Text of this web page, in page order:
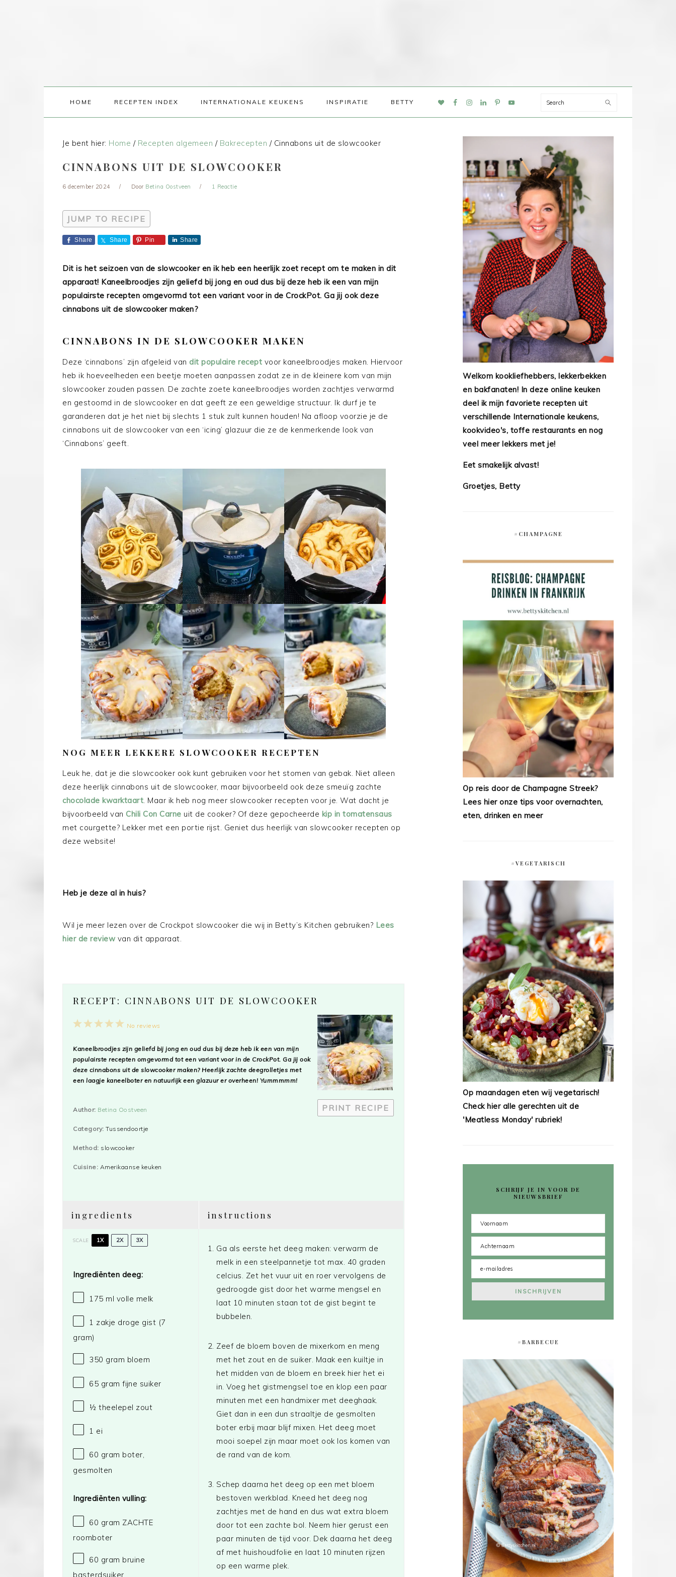
HOME RECEPTEN INDEX INTERNATIONALE KEUKENS INSPIRATIE BETTY
NAV
Search
Je bent hier: Home / Recepten algemeen / Bakrecepten /Cinnabons uit de slowcooker
CINNABONS UIT DE SLOWCOOKER
6 december 2024 Door Betina Oostveen 1 Reactie
JUMP TO RECIPE
Share Share Pin Share
Dit is het seizoen van de slowcooker en ik heb een heerlijk zoet recept om te maken in dit
apparaat! Kaneelbroodjes zijn geliefd bij jong en oud dus bij deze heb ik een van mijn
populairste recepten omgevormd tot een variant voor in de CrockPot. Ga jij ook deze
cinnabons uit de slowcooker maken?
CINNABONS IN DE SLOWCOOKER MAKEN
Deze ‘cinnabons’ zijn afgeleid van dit populaire recept voor kaneelbroodjes maken. Hiervoor
heb ik hoeveelheden een beetje moeten aanpassen zodat ze in de kleinere kom van mijn
slowcooker zouden passen. De zachte zoete kaneelbroodjes worden zachtjes verwarmd
en gestoomd in de slowcooker en dat geeft ze een geweldige structuur. Ik durf je te
garanderen dat je het niet bij slechts 1 stuk zult kunnen houden! Na afloop voorzie je de
cinnabons uit de slowcooker van een ‘icing’ glazuur die ze de kenmerkende look van
‘Cinnabons’ geeft.
NOG MEER LEKKERE SLOWCOOKER RECEPTEN
Leuk he, dat je die slowcooker ook kunt gebruiken voor het stomen van gebak. Niet alleen
deze heerlijk cinnabons uit de slowcooker, maar bijvoorbeeld ook deze smeuïg zachte
chocolade kwarktaart. Maar ik heb nog meer slowcooker recepten voor je. Wat dacht je
bijvoorbeeld van Chili Con Carne uit de cooker? Of deze gepocheerde kip in tomatensaus
met courgette? Lekker met een portie rijst. Geniet dus heerlijk van slowcooker recepten op
deze website!
Heb je deze al in huis?
Wil je meer lezen over de Crockpot slowcooker die wij in Betty’s Kitchen gebruiken? Lees
hier de review van dit apparaat.
RECEPT: CINNABONS UIT DE SLOWCOOKER
PRINT RECIPE
5
4
3
2
1
No reviews
Kaneelbroodjes zijn geliefd bij jong en oud dus bij deze heb ik een van mijn
populairste recepten omgevormd tot een variant voor in de CrockPot. Ga jij ook
deze cinnabons uit de slowcooker maken? Heerlijk zachte deegrolletjes met
een laagje kaneelboter en natuurlijk een glazuur er overheen! Yummmmm!
Author: Betina Oostveen
Category: Tussendoortje
Method: slowcooker
Cuisine: Amerikaanse keuken
ingredients
SCALE 1X 2X 3X
Ingrediënten deeg:
175 ml volle melk
1 zakje droge gist (7
gram)
350 gram bloem
65 gram fijne suiker
½ theelepel zout
1 ei
60 gram boter,
gesmolten
Ingrediënten vulling:
60 gram ZACHTE
roomboter
60 gram bruine
basterdsuiker
instructions
Ga als eerste het deeg maken: verwarm de
melk in een steelpannetje tot max. 40 graden
celcius. Zet het vuur uit en roer vervolgens de
gedroogde gist door het warme mengsel en
laat 10 minuten staan tot de gist begint te
bubbelen.
Zeef de bloem boven de mixerkom en meng
met het zout en de suiker. Maak een kuiltje in
het midden van de bloem en breek hier het ei
in. Voeg het gistmengsel toe en klop een paar
minuten met een handmixer met deeghaak.
Giet dan in een dun straaltje de gesmolten
boter erbij maar blijf mixen. Het deeg moet
mooi soepel zijn maar moet ook los komen van
de rand van de kom.
Schep daarna het deeg op een met bloem
bestoven werkblad. Kneed het deeg nog
zachtjes met de hand en dus wat extra bloem
door tot een zachte bol. Neem hier gerust een
paar minuten de tijd voor. Dek daarna het deeg
af met huishoudfolie en laat 10 minuten rijzen
op een warme plek.
Welkom kookliefhebbers, lekkerbekken
en bakfanaten! In deze online keuken
deel ik mijn favoriete recepten uit
verschillende Internationale keukens,
kookvideo's, toffe restaurants en nog
veel meer lekkers met je!
Eet smakelijk alvast!
Groetjes, Betty
#CHAMPAGNE
Op reis door de Champagne Streek?
Lees hier onze tips voor overnachten,
eten, drinken en meer
#VEGETARISCH
Op maandagen eten wij vegetarisch!
Check hier alle gerechten uit de
'Meatless Monday' rubriek!
SCHRIJF JE IN VOOR DE
NIEUWSBRIEF
#BARBECUE